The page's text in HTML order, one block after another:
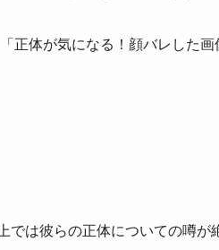
正体が気になる！顔バレした
は彼らの正体についての噂が